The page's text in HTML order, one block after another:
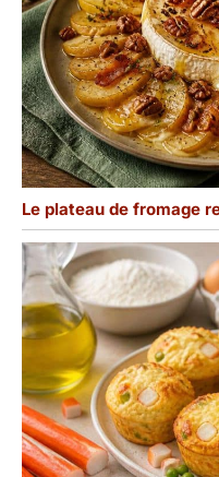
Le plateau de fromage